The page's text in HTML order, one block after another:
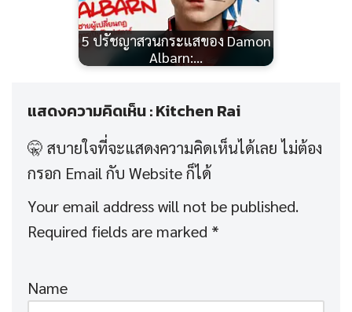
5 ปรัชญาสวนกระแสของ Damon
Albarn:…
แสดงความคิดเห็น : Kitchen Rai
Your email address will not be published.
Required fields are marked *
Name